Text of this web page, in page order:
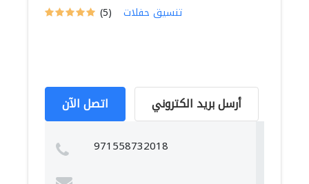
(5) تنسيق حفلات
اتصل الآن أرسل بريد الكتروني
971558732018